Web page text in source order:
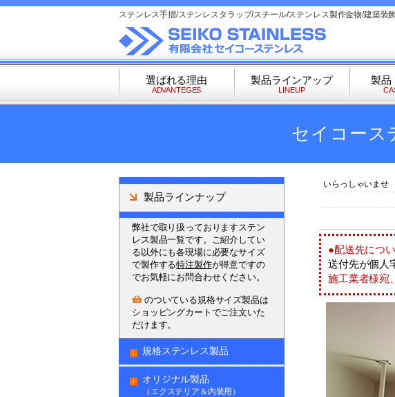
ステンレス手摺/ステンレスタラップ/スチール/ステンレス製作金物/建築装
選ばれる理由
ADVANTEGES
製品ラインアップ
LINEUP
製品
セイコース
いらっしゃいませ
●配送先につ
送付先が個人
施工業者様宛
製品ラインナップ
弊社で取り扱っておりますステン
レス製品一覧です。ご紹介してい
る以外にも各現場に必要なサイズ
で製作する特注製作が得意ですの
でお気軽にお問合わせください。
のついている規格サイズ製品は
ショッピングカートでご注文いた
だけます。
規格ステンレス製品
オリジナル製品
（エクステリア＆内装用）